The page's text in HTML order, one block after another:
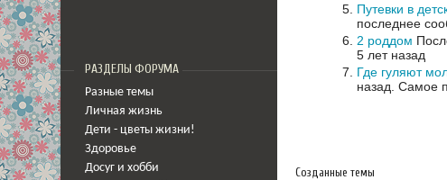
РАЗДЕЛЫ ФОРУМА
Разные темы
Личная жизнь
Дети - цветы жизни!
Здоровье
Досуг и хобби
Путевки в
последнее
2 роддом
5 лет назад
Где гуляют
назад. Самое
Созданные темы